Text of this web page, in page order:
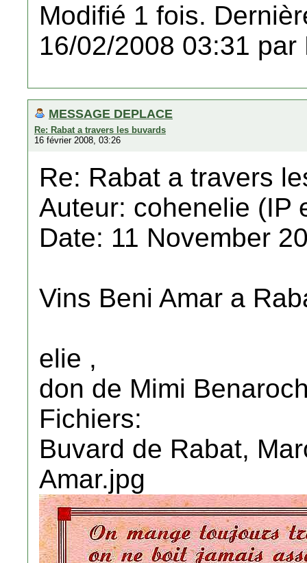
Modifié 1 fois.
16/02/2008 03:31 par
MESSAGE DEPLACE
Re: Rabat a travers les buvards
16 février 2008, 03:26
Re: Rabat a travers
Auteur: cohenelie (IP
Date: 11 November
Vins Beni Amar a
elie ,
don de Mimi
Fichiers:
Buvard de Rabat,
Amar.jpg